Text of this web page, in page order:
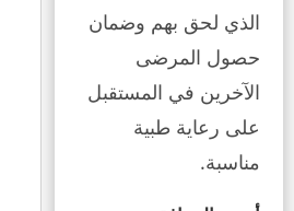
الذي لحق بهم وضمان
حصول المرضى
الآخرين في المستقبل
على رعاية طبية
مناسبة.